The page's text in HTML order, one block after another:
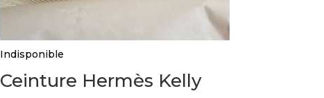
Indisponible
Ceinture Hermès Kelly